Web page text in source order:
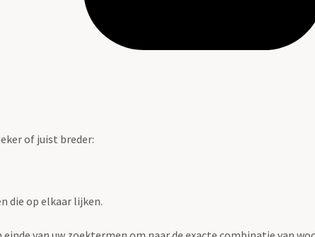
of juist breder:
die op elkaar lijken.